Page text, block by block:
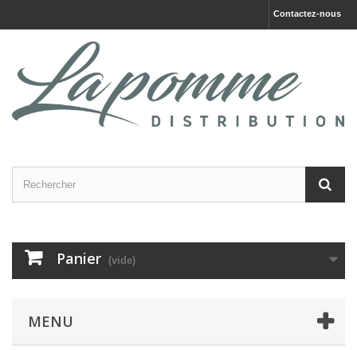
Contactez-nous
Panier (vide)
MENU